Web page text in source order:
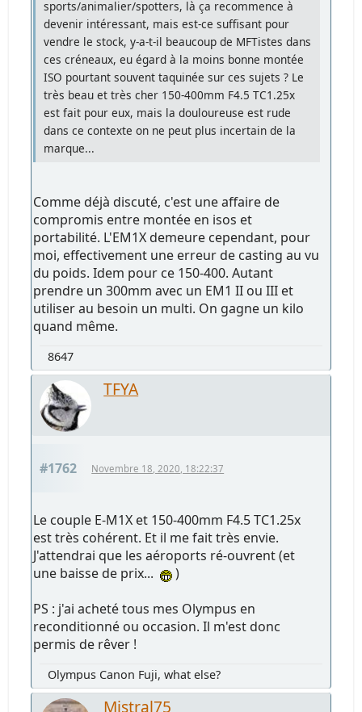
sports/animalier/spotters, là ça recommence à
devenir intéressant, mais est-ce suffisant pour
vendre le stock, y-a-t-il beaucoup de MFTistes dans
ces créneaux, eu égard à la moins bonne montée
ISO pourtant souvent taquinée sur ces sujets ? Le
très beau et très cher 150-400mm F4.5 TC1.25x
est fait pour eux, mais la douloureuse est rude
dans ce contexte on ne peut plus incertain de la
marque...
Comme déjà discuté, c'est une affaire de
compromis entre montée en isos et
portabilité. L'EM1X demeure cependant, pour
moi, effectivement une erreur de casting au vu
du poids. Idem pour ce 150-400. Autant
prendre un 300mm avec un EM1 II ou III et
utiliser au besoin un multi. On gagne un kilo
quand même.
8647
TFYA
#1762 Novembre 18, 2020, 18:22:37
Le couple E-M1X et 150-400mm F4.5 TC1.25x
est très cohérent. Et il me fait très envie.
J'attendrai que les aéroports ré-ouvrent (et
une baisse de prix...
)
PS : j'ai acheté tous mes Olympus en
reconditionné ou occasion. Il m'est donc
permis de rêver !
Olympus Canon Fuji, what else?
Mistral75